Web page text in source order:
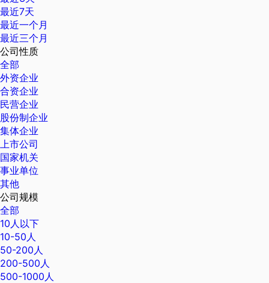
最近7天
最近一个月
最近三个月
公司性质
全部
外资企业
合资企业
民营企业
股份制企业
集体企业
上市公司
国家机关
事业单位
其他
公司规模
全部
10人以下
10-50人
50-200人
200-500人
500-1000人